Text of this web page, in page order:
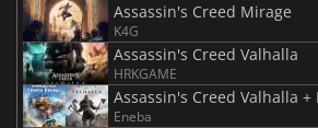
Assassin's Creed Mirage
K4G
Assassin's Creed Valhalla
HRKGAME
Eneba